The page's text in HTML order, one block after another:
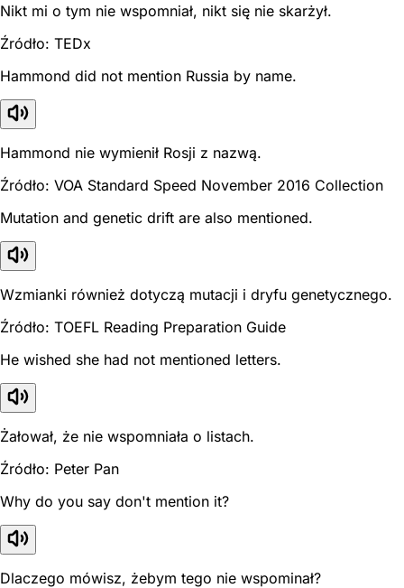
Nikt mi o tym nie wspomniał, nikt się nie skarżył.
Źródło: TEDx
Hammond did not mention Russia by name.
Hammond nie wymienił Rosji z nazwą.
Źródło: VOA Standard Speed November 2016 Collection
Mutation and genetic drift are also mentioned.
Wzmianki również dotyczą mutacji i dryfu genetycznego.
Źródło: TOEFL Reading Preparation Guide
He wished she had not mentioned letters.
Żałował, że nie wspomniała o listach.
Źródło: Peter Pan
Why do you say don't mention it?
Dlaczego mówisz, żebym tego nie wspominał?